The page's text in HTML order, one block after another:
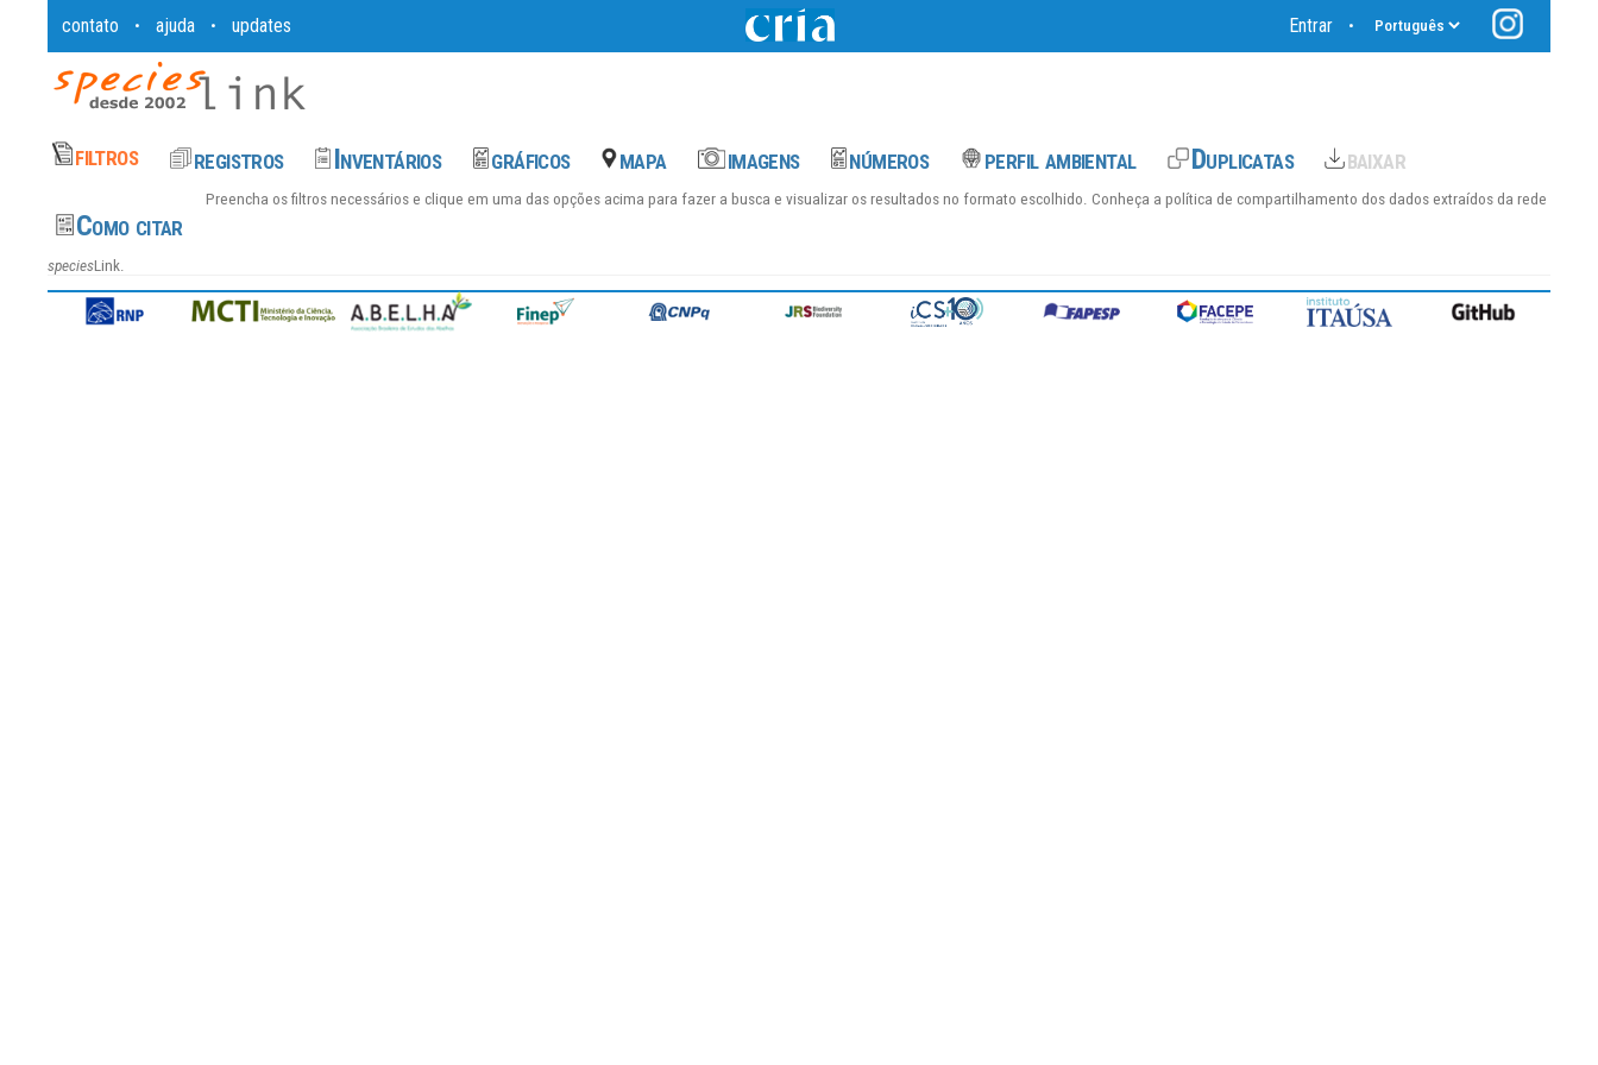
contato • ajuda • updates Entrar •
Preencha os filtros necessários e clique em uma das opções acima para fazer a busca e visualizar os resultados no formato escolhido. Conheça a política de compartilhamento dos dados extraídos da rede
speciesLink.